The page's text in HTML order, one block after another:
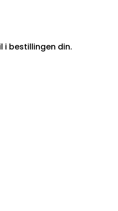
i bestillingen din.